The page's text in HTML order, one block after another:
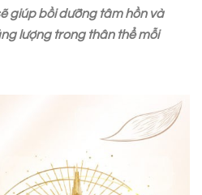
giúp bồi dưỡng tâm hồn và
lượng trong thân thể mỗi